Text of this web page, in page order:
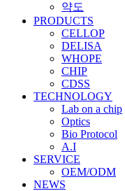
약도
PRODUCTS
CELLOP
DELISA
WHOPE
CHIP
CDSS
TECHNOLOGY
Lab on a chip
Optics
Bio Protocol
A.I
SERVICE
OEM/ODM
NEWS